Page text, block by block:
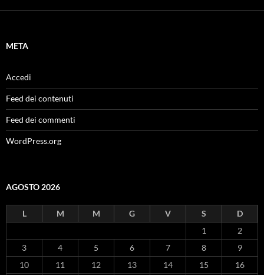
META
Accedi
Feed dei contenuti
Feed dei commenti
WordPress.org
AGOSTO 2026
L M M G V S
D
1
2
3
4 5 6 7 8
9
10
11 12 13 14 15 16